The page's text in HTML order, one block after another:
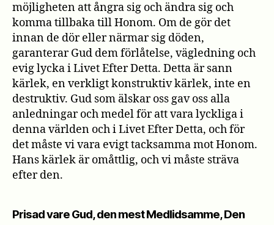
möjligheten att ångra sig och ändra sig och
komma tillbaka till Honom. Om de gör det
innan de dör eller närmar sig döden,
garanterar Gud dem förlåtelse, vägledning och
evig lycka i Livet Efter Detta. Detta är sann
kärlek, en verkligt konstruktiv kärlek, inte en
destruktiv. Gud som älskar oss gav oss alla
anledningar och medel för att vara lyckliga i
denna världen och i Livet Efter Detta, och för
det måste vi vara evigt tacksamma mot Honom.
Hans kärlek är omåttlig, och vi måste sträva
efter den.
Prisad vare Gud, den mest Medlidsamme, Den